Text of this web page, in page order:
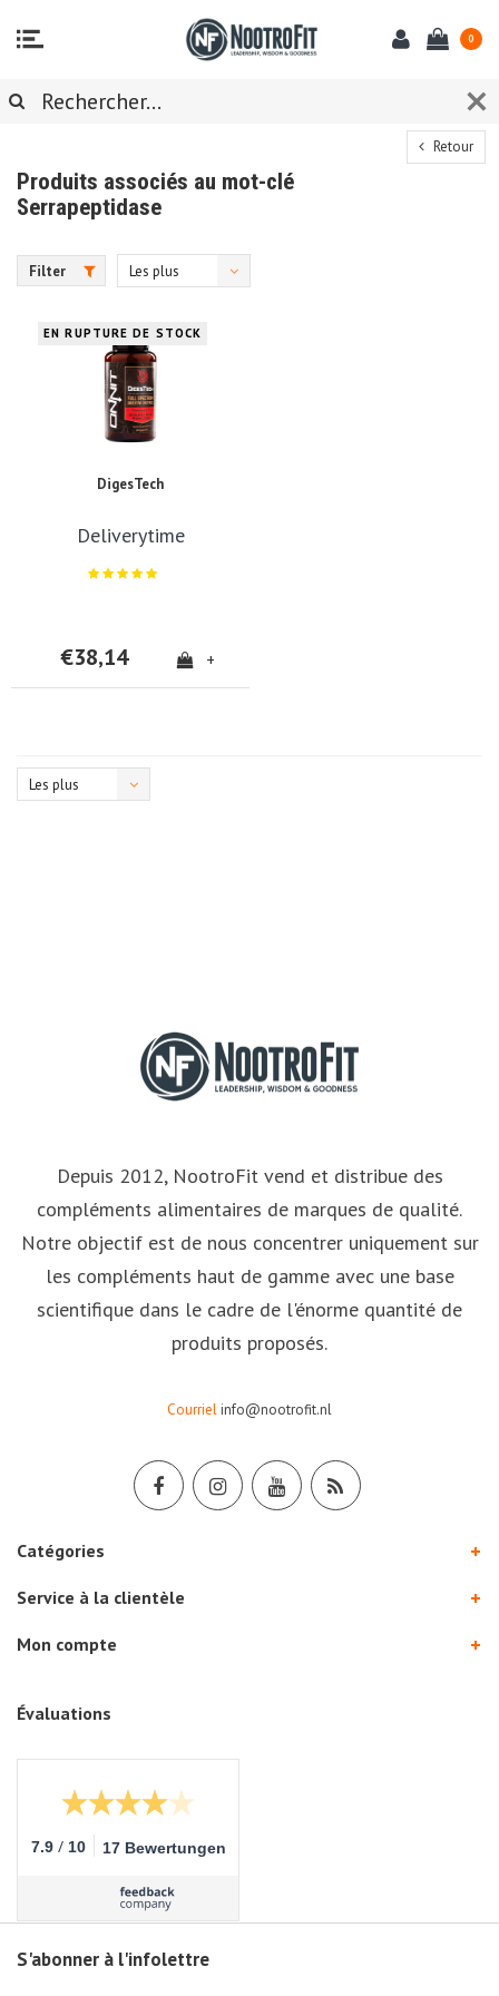
0
Retour
Produits associés au mot-clé
Serrapeptidase
Filter
Les plus
EN RUPTURE DE STOCK
DigesTech
Deliverytime
€38,14 +
Les plus
Depuis 2012, NootroFit vend et distribue des
compléments alimentaires de marques de qualité.
Notre objectif est de nous concentrer uniquement sur
les compléments haut de gamme avec une base
scientifique dans le cadre de l'énorme quantité de
produits proposés.
Courrielinfo@nootrofit.nl
Catégories
Service à la clientèle
Mon compte
Évaluations
7.9 / 10 17 Bewertungen
S'abonner à l'infolettre